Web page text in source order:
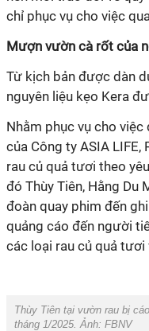
chỉ phục vụ cho việc
Mượn vườn cà rốt của
Từ kịch bản được dàn
nguyên liệu kẹo Kera
Nhằm phục vụ cho
của Công ty ASIA
rau củ quả tươi theo
đó Thùy Tiên, Hằng Du
đoàn quay phim đến
quảng cáo đến người
các loại rau củ quả tươi
Thùy Tiên tại vườn rau bị
tháng 1/2025. Ảnh: FBNV